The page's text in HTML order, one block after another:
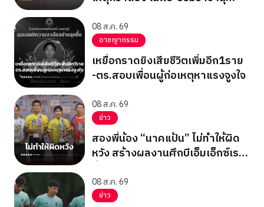
08 ส.ค. 69
อาชญากรรม
เหยื่อกราดยิงเสียชีวิตเพิ่มอีก1ราย
-ตร.สอบเพื่อนผู้ก่อเหตุหาแรงจูงใจ
08 ส.ค. 69
ข่าว
สองพี่น้อง “นาคแป้น” ไม่ทำให้ผิด
หวัง สร้างผลงานศึกบีเอ็มเอ็กซ์เรซ
08 ส.ค. 69
ข่าว